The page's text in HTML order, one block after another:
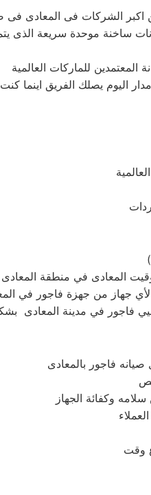
ساخنة موحدة سريعة الذى
فاجور بالمعادى